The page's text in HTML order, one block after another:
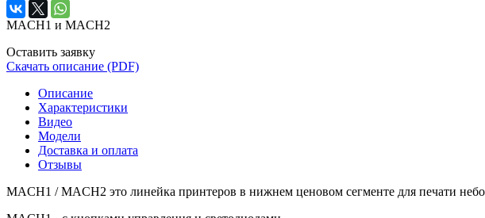
MACH1 и MACH2
Оставить заявку
Скачать описание (PDF)
Описание
Характеристики
Видео
Модели
Доставка и оплата
Отзывы
MACH1 / MACH2 это линейка принтеров в нижнем ценовом сегменте для печати